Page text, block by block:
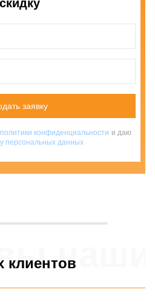
скидку
заявку
политики конфиденциальности и даю
персональных данных